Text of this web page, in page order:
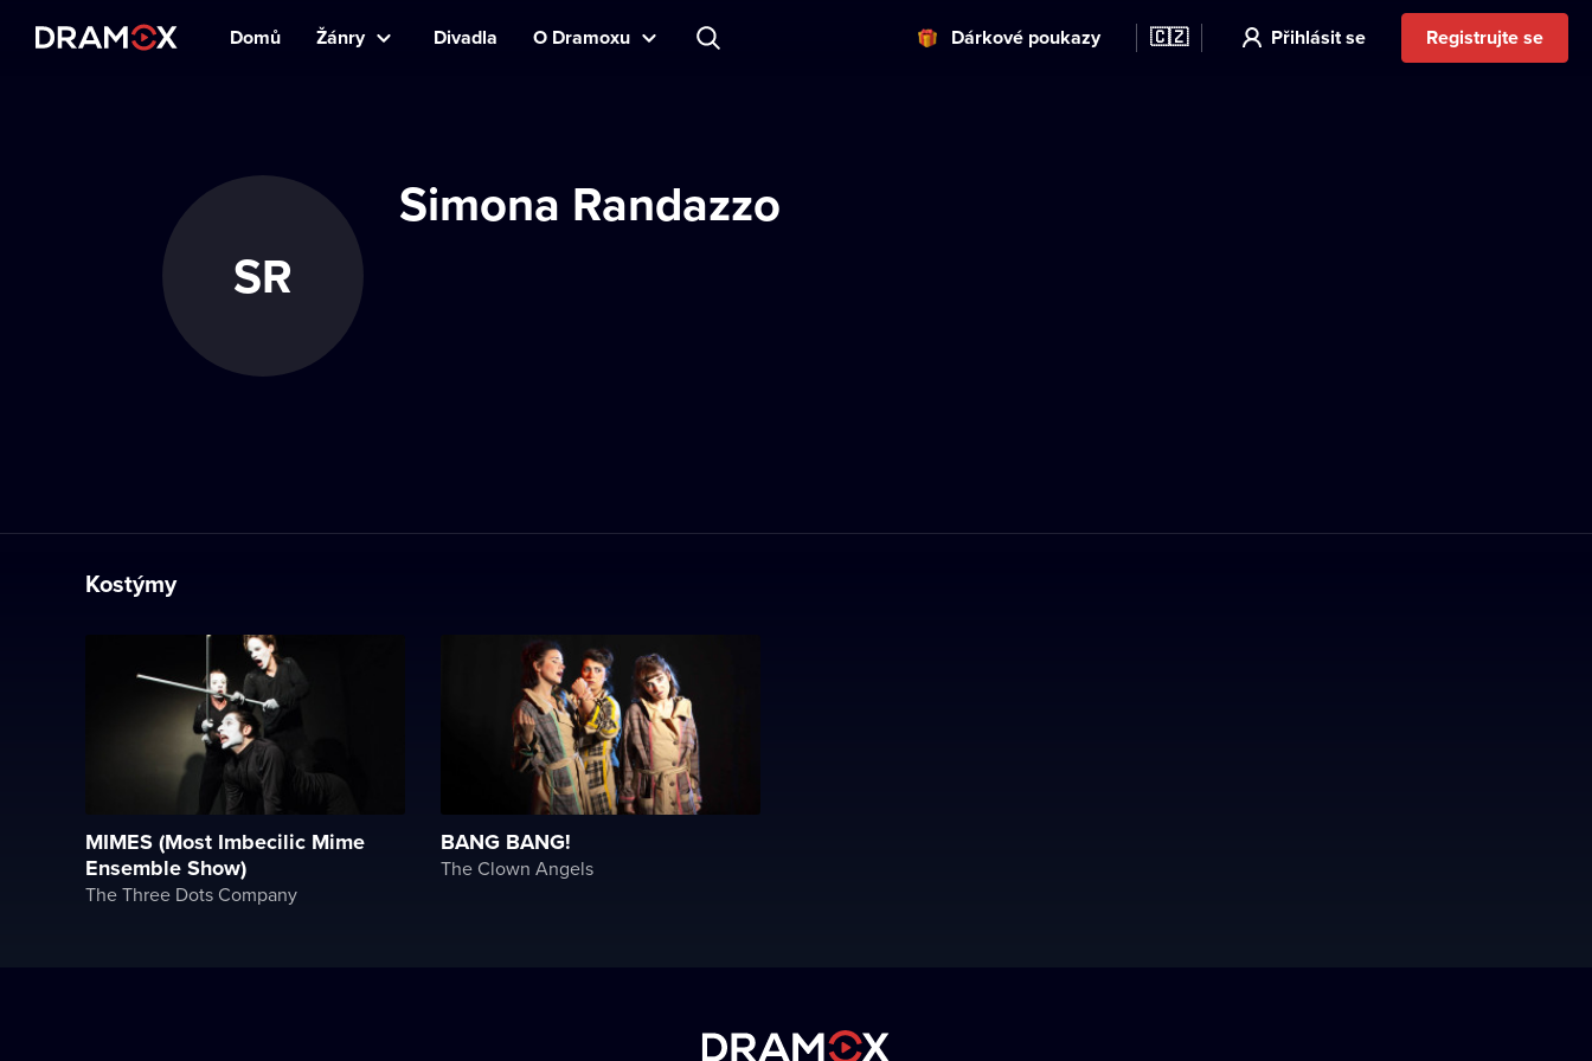
Domů Žánry Divadla O Dramoxu Dárkové poukazy 🇨🇿 Přihlásit se Registrujte se
SR
Simona Randazzo
Kostýmy
MIMES (Most Imbecilic Mime
Ensemble Show)
The Three Dots Company
BANG BANG!
The Clown Angels